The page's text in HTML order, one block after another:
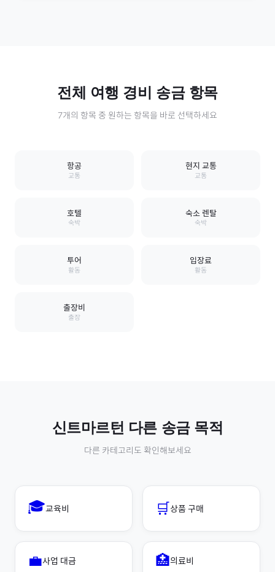
전체 여행 경비 송금 항목
7개의 항목 중 원하는 항목을 바로 선택하세요
항공
교통
현지 교통
교통
호텔
숙박
숙소 렌탈
숙박
투어
활동
입장료
활동
출장비
출장
신트마르턴 다른 송금 목적
다른 카테고리도 확인해보세요
🎓교육비 🛒상품 구매
💼사업 대금 🏥의료비